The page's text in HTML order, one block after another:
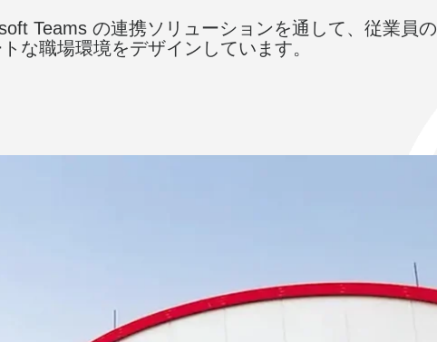
Teams の連携ソリューションを通して、従業員の
な職場環境をデザインしています。